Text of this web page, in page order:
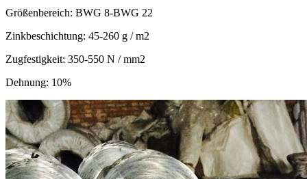
Größenbereich: BWG 8-BWG 22
Zinkbeschichtung: 45-260 g / m2
Zugfestigkeit: 350-550 N / mm2
Dehnung: 10%